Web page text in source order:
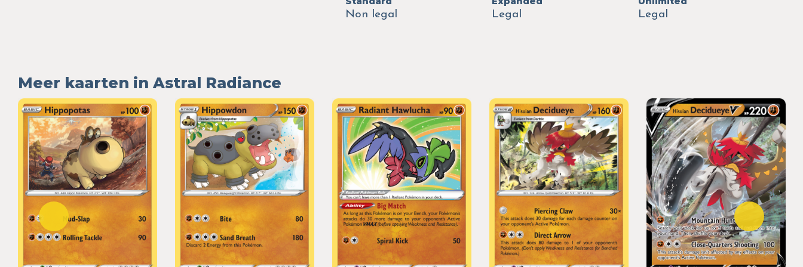
Non legal
Legal
Legal
Meer kaarten in Astral Radiance